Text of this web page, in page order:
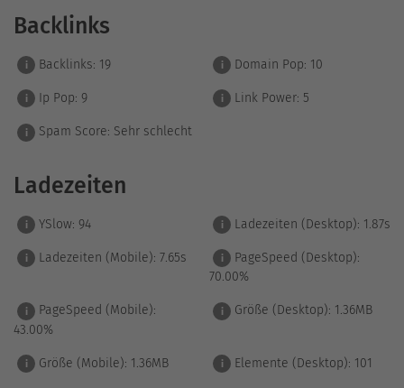
Backlinks
i Backlinks: 19 i Domain Pop: 10
i Ip Pop: 9 i Link Power: 5
i Spam Score: Sehr schlecht
Ladezeiten
i YSlow: 94 i Ladezeiten (Desktop): 1.87s
i Ladezeiten (Mobile): 7.65s i
PageSpeed (Desktop):
70.00%
i
PageSpeed (Mobile):
43.00%
i Größe (Desktop): 1.36MB
i Größe (Mobile): 1.36MB i Elemente (Desktop): 101